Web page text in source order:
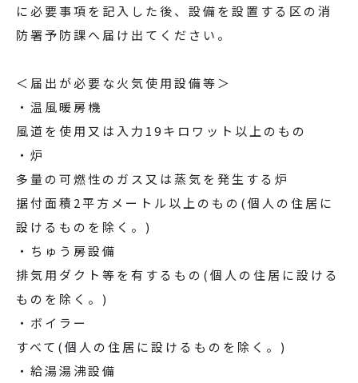
に必要事項を記入した後、設備を設置する区の消
防署予防課へ届け出てください。
＜届出が必要な火気使用設備等＞
・温風暖房機
風道を使用又は入力19キロワット以上のもの
・炉
多量の可燃性のガス又は蒸気を発生する炉
据付面積2平方メートル以上のもの(個人の住居に
設けるものを除く。)
・ちゅう房設備
排気用ダクト等を有するもの(個人の住居に設ける
ものを除く。)
・ボイラー
すべて(個人の住居に設けるものを除く。)
・給湯湯沸設備